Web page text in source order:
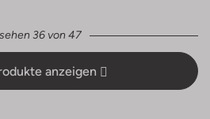
36 von 47
anzeigen